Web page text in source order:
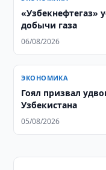
добычи газа
06/08/2026
ЭКОНОМИКА
Гоял призвал
Узбекистана
05/08/2026